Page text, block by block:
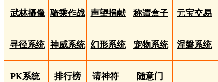
武林摄像 骑乘作战 声望捐献 称谓盒子 元宝交易
寻径系统 神威系统 幻形系统 宠物系统 涅磐系统
PK系统 排行榜 请神符 随意门